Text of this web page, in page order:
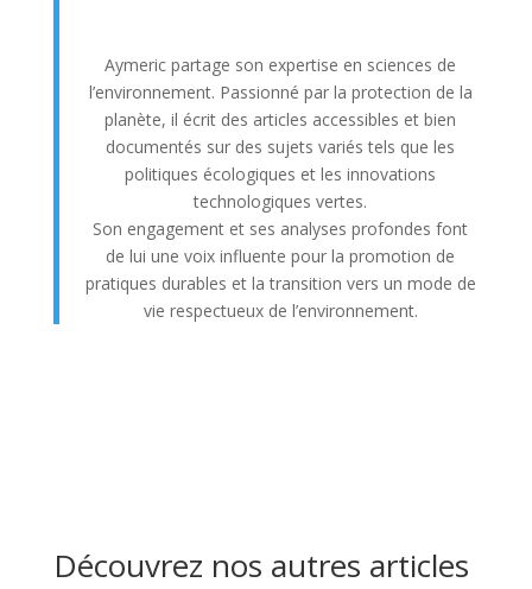
Aymeric partage son expertise en sciences de
l’environnement. Passionné par la protection de la
planète, il écrit des articles accessibles et bien
documentés sur des sujets variés tels que les
politiques écologiques et les innovations
technologiques vertes.
Son engagement et ses analyses profondes font
de lui une voix influente pour la promotion de
pratiques durables et la transition vers un mode de
vie respectueux de l’environnement.
Découvrez nos autres articles